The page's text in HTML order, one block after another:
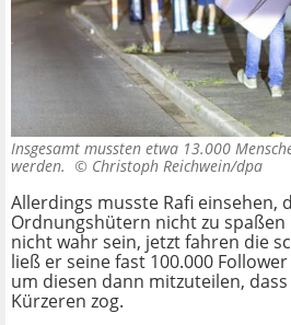
Insgesamt mussten etwa 13.000
werden. © Christoph Reichwein/dpa
Allerdings musste Rafi einsehen,
Ordnungshütern nicht zu
nicht wahr sein, jetzt fahren die
ließ er seine fast 100.000
um diesen dann mitzuteilen,
Kürzeren zog.